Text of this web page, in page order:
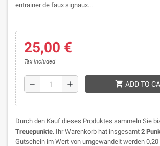
entrainer de faux signaux...
25,00 €
Tax included
remove add shopping_cart ADD TO
Durch den Kauf dieses Produktes sammeln Sie
Treuepunkte. Ihr Warenkorb hat insgesamt 2
Gutschein im Wert von umgewandelt werden 0,20